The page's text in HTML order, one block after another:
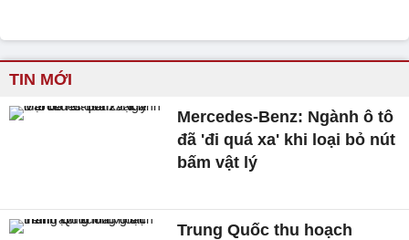
TIN MỚI
Mercedes-Benz: Ngành ô tô
đã 'đi quá xa' khi loại bỏ nút
bấm vật lý
Trung Quốc thu hoạch